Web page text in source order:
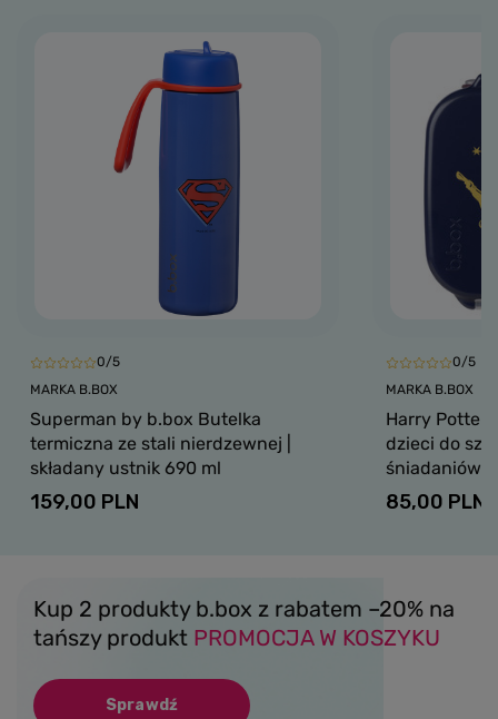
0/5
MARKA B.BOX
Superman by b.box Butelka
termiczna ze stali nierdzewnej |
składany ustnik 690 ml
159,00 PLN
0/5
MARKA B.BOX
Harry Potter
dzieci do
85,00 PLN
Kup 2 produkty b.box z rabatem –20% na
tańszy produkt PROMOCJA W KOSZYKU
Sprawdź